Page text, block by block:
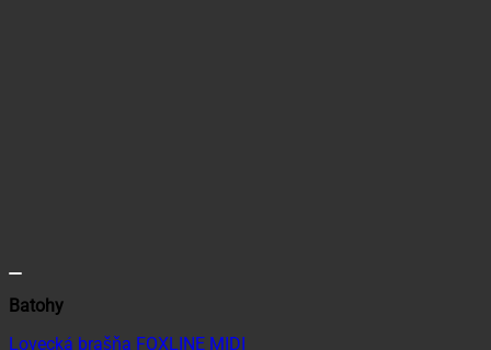
Batohy
Lovecká brašňa FOXLINE MIDI